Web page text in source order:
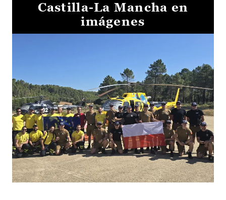
Castilla-La Mancha en
imágenes